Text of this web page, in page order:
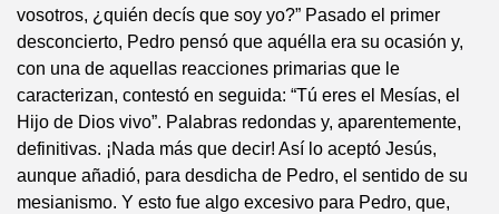
vosotros, ¿quién decís que soy yo?” Pasado el primer
desconcierto, Pedro pensó que aquélla era su ocasión y,
con una de aquellas reacciones primarias que le
caracterizan, contestó en seguida: “Tú eres el Mesías, el
Hijo de Dios vivo”. Palabras redondas y, aparentemente,
definitivas. ¡Nada más que decir! Así lo aceptó Jesús,
aunque añadió, para desdicha de Pedro, el sentido de su
mesianismo. Y esto fue algo excesivo para Pedro, que,